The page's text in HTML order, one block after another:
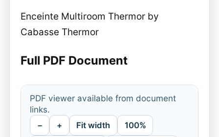
Enceinte Multiroom Thermor by
Cabasse Thermor
Full PDF Document
PDF viewer available from document
links.
− + Fit width 100%